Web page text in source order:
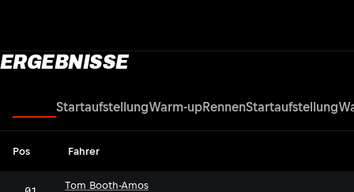
ERGEBNISSE
StartaufstellungWarm-upRennenStartaufstellung
Pos Fahrer
Tom Booth-Amos